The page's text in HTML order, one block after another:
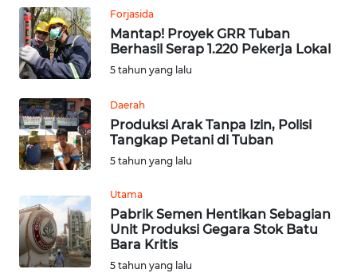
Forjasida
Mantap! Proyek GRR Tuban
Berhasil Serap 1.220 Pekerja Lokal
5 tahun yang lalu
Daerah
Produksi Arak Tanpa Izin, Polisi
Tangkap Petani di Tuban
5 tahun yang lalu
Utama
Pabrik Semen Hentikan Sebagian
Unit Produksi Gegara Stok Batu
Bara Kritis
5 tahun yang lalu
WN DELI
SERDANG
WN
TEBING
TINGGI
WN
PAKPAK
WN
KARAWANG
WN